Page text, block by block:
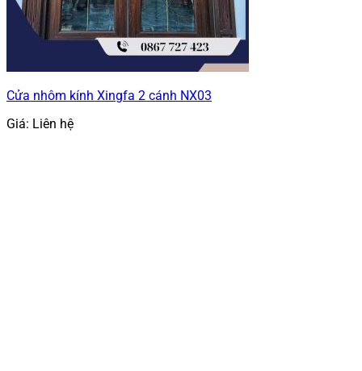
Cửa nhôm kính Xingfa 2 cánh NX03
Giá: Liên hệ